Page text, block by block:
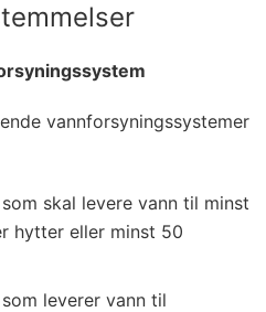
vannforsyningssystemer
skal levere vann til minst
hytter eller minst 50
leverer vann til